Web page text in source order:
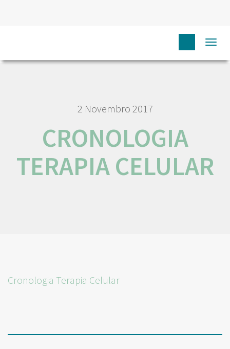
CRONOLOGIA TERAPIA
2 Novembro 2017
CRONOLOGIA
TERAPIA CELULAR
Cronologia Terapia Celular